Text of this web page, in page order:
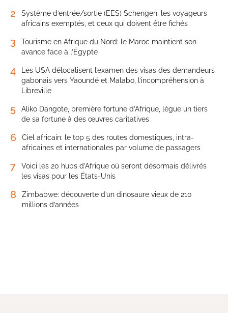
2
Système d’entrée/sortie (EES) Schengen: les voyageurs
africains exemptés, et ceux qui doivent être fichés
3
Tourisme en Afrique du Nord: le Maroc maintient son
avance face à l’Égypte
4
Les USA délocalisent l’examen des visas des demandeurs
gabonais vers Yaoundé et Malabo, l’incompréhension à
Libreville
5
Aliko Dangote, première fortune d’Afrique, lègue un tiers
de sa fortune à des œuvres caritatives
6
Ciel africain: le top 5 des routes domestiques, intra-
africaines et internationales par volume de passagers
7
Voici les 20 hubs d’Afrique où seront désormais délivrés
les visas pour les États-Unis
8
Zimbabwe: découverte d’un dinosaure vieux de 210
millions d’années